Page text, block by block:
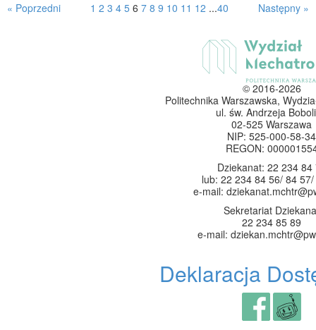
« Poprzedni Następny »
1 2 3 4 5 6 7 8 9 10 11 12 ...40
© 2016-2026
Politechnika Warszawska,
ul. św. Andrzeja
02-525 Warszawa
NIP: 525-000-58-34
REGON:
Dziekanat: 22 234 84
lub: 22 234 84 56/ 84
e-mail:
Sekretariat
22 234 85 89
e-mail:
Deklaracja